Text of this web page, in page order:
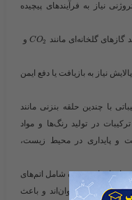
نیاز به فرآیندهای پیچیده
گلخانه‌ای مانند CO2 و ​
نیاز به بازیافت یا دفع ایمن
با چندین حلقه بنزنی مانند
در تولید رنگ‌ها و مواد
و پایداری در محیط زیست،
پیچیده شامل اتم‌های
نفت سنگین فراوان‌اند و باعث